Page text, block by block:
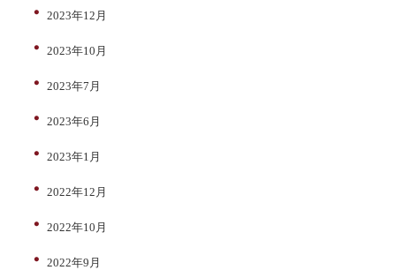
2023年12月
2023年10月
2023年7月
2023年6月
2023年1月
2022年12月
2022年10月
2022年9月